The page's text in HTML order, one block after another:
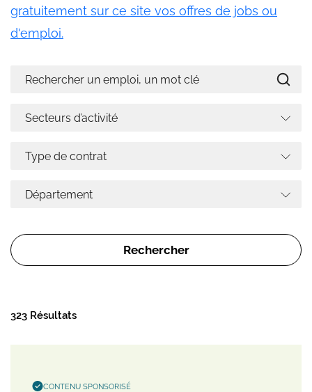
gratuitement sur ce site vos offres de jobs ou
d'emploi.
323 Résultats
CONTENU SPONSORISÉ